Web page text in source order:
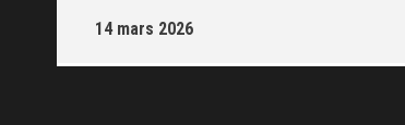
14 mars 2026